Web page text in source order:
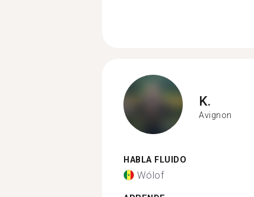
K.
Avignon
HABLA FLUIDO
Wólof